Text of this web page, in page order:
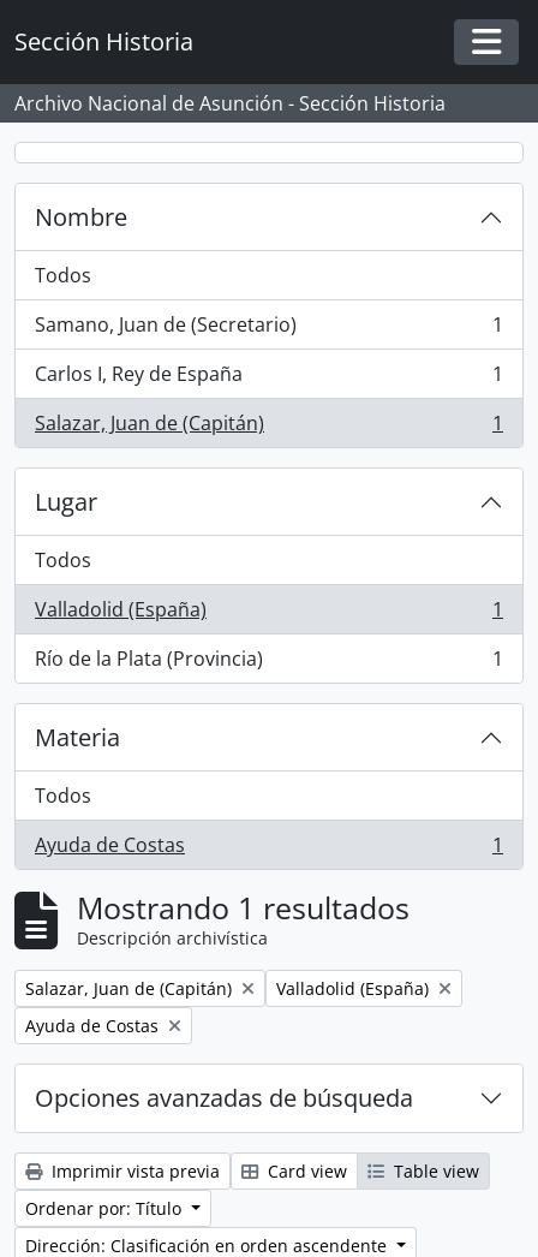
Sección Historia
Archivo Nacional de Asunción - Sección Historia
Nombre
Todos
Samano, Juan de (Secretario)
, 1 resultados
1
Carlos I, Rey de España
, 1 resultados
1
Salazar, Juan de (Capitán)
, 1 resultados 1
Lugar
Todos
Valladolid (España)
, 1 resultados
1
Río de la Plata (Provincia)
, 1 resultados 1
Materia
Todos
Ayuda de Costas
, 1 resultados 1
Mostrando 1 resultados
Descripción archivística
Remove filter:
Salazar, Juan de (Capitán) Remove filter:
Valladolid (España)
Remove filter:
Ayuda de Costas
Opciones avanzadas de búsqueda
Imprimir vista previa Card view
Table view
Ordenar por: Título
Dirección: Clasificación en orden ascendente